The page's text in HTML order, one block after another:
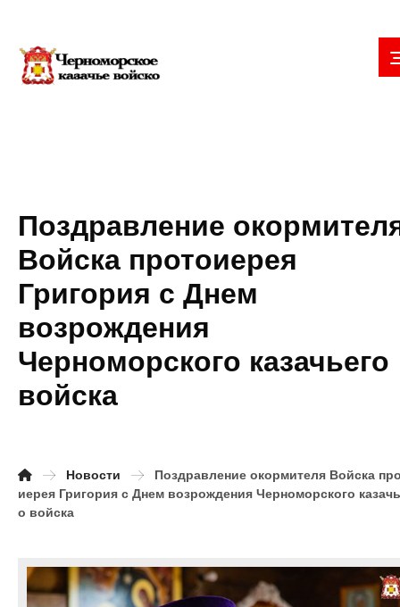
Поздравление
Войска протоиерея
Григория с Днем
возрождения
Черноморского казачьего
войска
Новости
Поздравление окормителя Войска
иерея Григория с Днем возрождения Черноморского
о войска